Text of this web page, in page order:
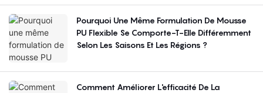
Pourquoi Une Même Formulation De Mousse
PU Flexible Se Comporte-T-Elle Différemment
Selon Les Saisons Et Les Régions ?
Comment Améliorer L'efficacité De La